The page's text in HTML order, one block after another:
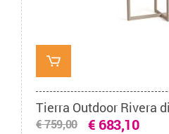
€ 683,10
€ 759,00